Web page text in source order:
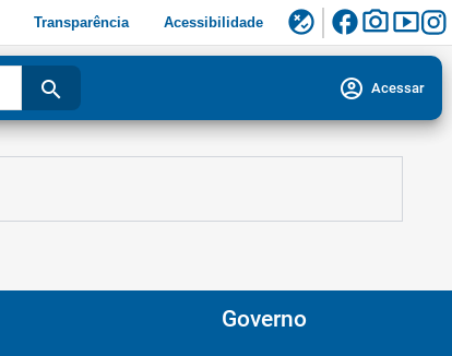
Transparência Acessibilidade flaky facebookphoto_camerasmart_display
search account_circle Acessar
Governo